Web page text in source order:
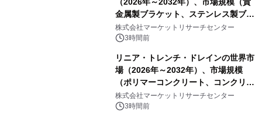
金属製ブラケット、ステンレス製ブラ
ケット、純チタン製ブラケット）・分
析レポートを発表
株式会社マーケットリサーチセンター
3時間前
リニア・トレンチ・ドレインの世界市
場（2026年～2032年）、市場規模
（ポリマーコンクリート、コンクリー
ト、プラスチック、金属）・分析レポ
ートを発表
株式会社マーケットリサーチセンター
3時間前